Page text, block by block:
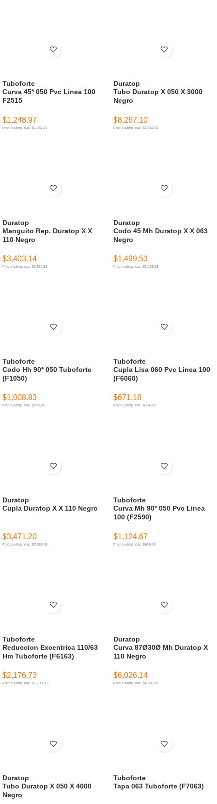
Curva 45* 050 Pvc Linea 100
F2515
Tuboforte
$1,248.97
Precio s/imp. nac. $1.032,21
Tubo Duratop X 050 X 3000
Negro
Duratop
$8,267.10
Precio s/imp. nac. $6.832,31
Manguito Rep. Duratop X X
110 Negro
Duratop
$3,403.14
Precio s/imp. nac. $2.812,51
Codo 45 Mh Duratop X X 063
Negro
Duratop
$1,499.53
Precio s/imp. nac. $1.239,28
Codo Hh 90* 050 Tuboforte
(F1050)
Tuboforte
$1,008.83
Precio s/imp. nac. $833,74
Cupla Lisa 060 Pvc Linea 100
(F6060)
Tuboforte
$671.18
Precio s/imp. nac. $554,69
Cupla Duratop X X 110 Negro
Duratop
$3,471.20
Precio s/imp. nac. $2.868,76
Curva Mh 90* 050 Pvc Linea
100 (F2590)
Tuboforte
$1,124.67
Precio s/imp. nac. $929,48
Reduccion Excentrica 110/63
Hm Tuboforte (F6163)
Tuboforte
$2,176.73
Precio s/imp. nac. $1.798,95
Curva 87Ø30Ø Mh Duratop X
110 Negro
Duratop
$6,026.14
Precio s/imp. nac. $4.980,28
Tubo Duratop X 050 X 4000
Negro
Duratop
Tapa 063 Tuboforte (F7063)
Tuboforte